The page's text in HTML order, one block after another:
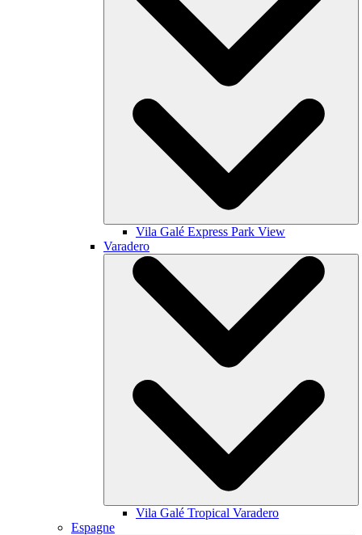
Vila Galé Express Park View
Varadero
Vila Galé Tropical Varadero
Espagne